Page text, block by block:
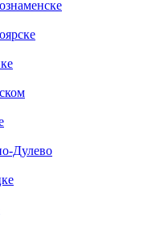
Дулево